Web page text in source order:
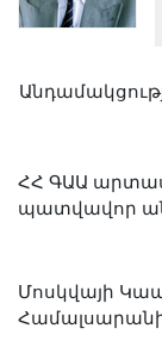
Մրցույթներ
Տեսադարան
ՀՀ ԳԱԱ
պատվավոր
Մոսկվայի